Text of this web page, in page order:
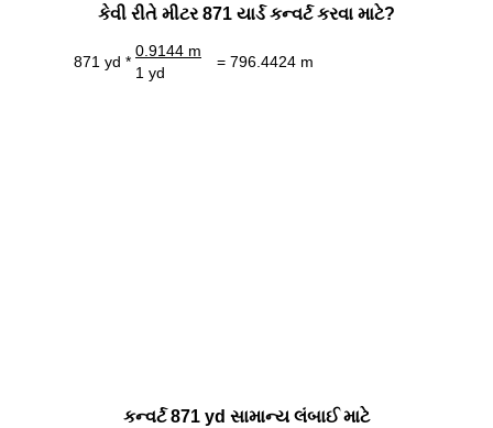
કેવી રીતે મીટર 871 યાર્ડ કન્વર્ટ કરવા માટે?
871 yd *
0.9144 m
= 796.4424 m
1 yd
કન્વર્ટ 871 yd સામાન્ય લંબાઈ માટે